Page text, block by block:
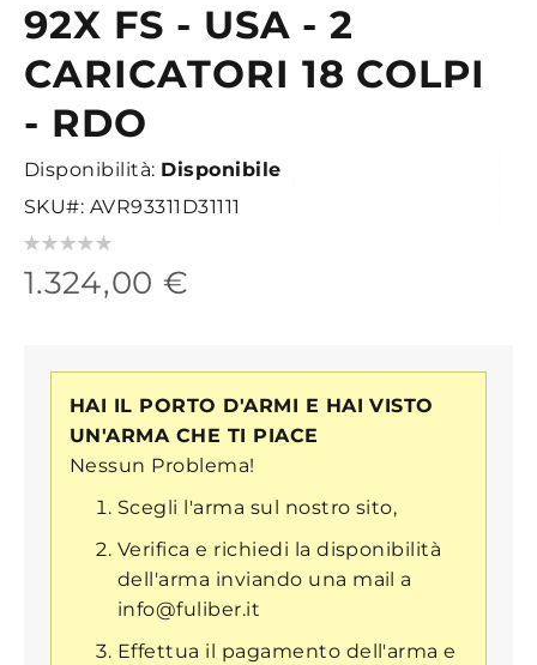
Vai
all'inizio
della
galleria
di
immagini
92X FS - USA - 2
CARICATORI 18 COLPI
- RDO
Disponibilità: Disponibile
SKU
AVR93311D31111
Valutazione:
1.324,00 €
HAI IL PORTO D'ARMI E HAI VISTO
UN'ARMA CHE TI PIACE
Nessun Problema!
Scegli l'arma sul nostro sito,
Verifica e richiedi la disponibilità
dell'arma inviando una mail a
info@fuliber.it
Effettua il pagamento dell'arma e